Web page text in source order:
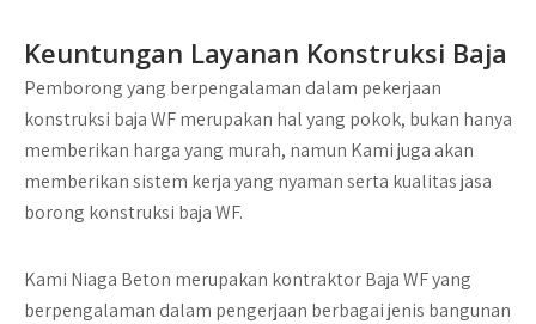
Keuntungan Layanan Konstruksi Baja
Pemborong yang berpengalaman dalam pekerjaan
konstruksi baja WF merupakan hal yang pokok, bukan hanya
memberikan harga yang murah, namun Kami juga akan
memberikan sistem kerja yang nyaman serta kualitas jasa
borong konstruksi baja WF.
Kami Niaga Beton merupakan kontraktor Baja WF yang
berpengalaman dalam pengerjaan berbagai jenis bangunan